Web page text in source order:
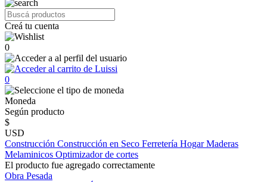
Creá tu cuenta
0
0
Moneda
Según producto
$
USD
Construcción Construcción en Seco Ferretería HogarMaderas
Melaminicos Optimizador de cortes
El producto fue agregado correctamente
Obra Pesada